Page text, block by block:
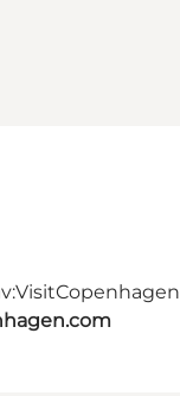
VisitCopenhagen